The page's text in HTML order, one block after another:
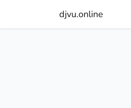
djvu.online